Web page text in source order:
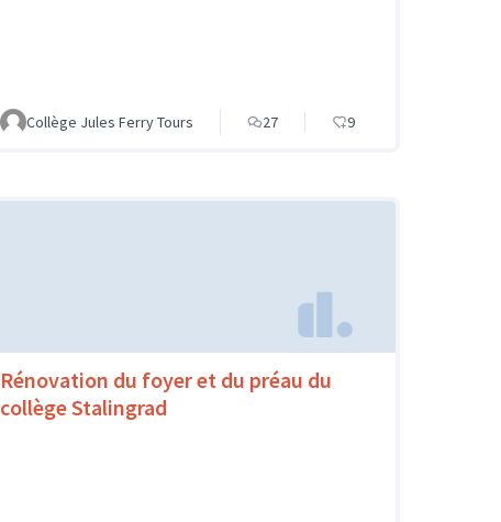
Collège Jules Ferry Tours 27 9
Rénovation du foyer et du préau du
collège Stalingrad